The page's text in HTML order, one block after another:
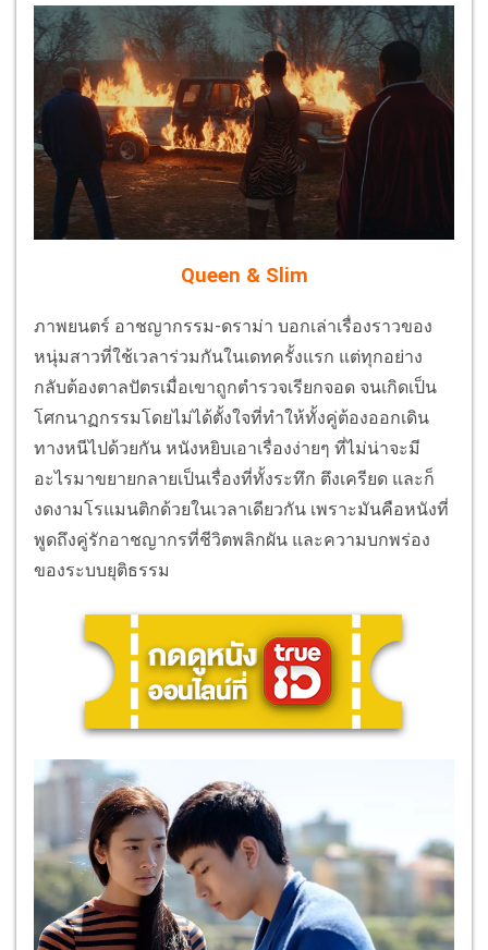
Queen & Slim
ภาพยนตร์ อาชญากรรม-ดราม่า บอกเล่าเรื่องราวของ
หนุ่มสาวที่ใช้เวลาร่วมกันในเดทครั้งแรก แต่ทุกอย่าง
กลับต้องตาลปัตรเมื่อเขาถูกตำรวจเรียกจอด จนเกิดเป็น
โศกนาฏกรรมโดยไม่ได้ตั้งใจที่ทำให้ทั้งคู่ต้องออกเดิน
ทางหนีไปด้วยกัน หนังหยิบเอาเรื่องง่ายๆ ที่ไม่น่าจะมี
อะไรมาขยายกลายเป็นเรื่องที่ทั้งระทึก ตึงเครียด และก็
งดงามโรแมนติกด้วยในเวลาเดียวกัน เพราะมันคือหนังที่
พูดถึงคู่รักอาชญากรที่ชีวิตพลิกผัน และความบกพร่อง
ของระบบยุติธรรม